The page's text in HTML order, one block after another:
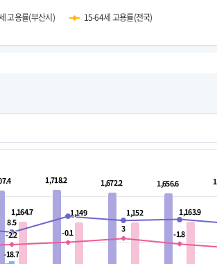
고용률(부산시) 15-64세 고용률(전국)
1,718.2
1,718.2 1,672.2
1,672.2 1,656.6
1,656.6
1,164.7
1,164.7 1,149
1,149 1,152
1,152 1,163.9
1,163.9
8.5
8.5
-2.2
-2.2 -0.1
-0.1 3
3
-1.8
-1.8
-18.7
-18.7